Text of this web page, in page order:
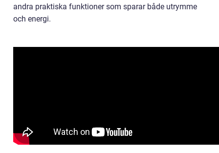
andra praktiska funktioner som sparar både utrymme
och energi.